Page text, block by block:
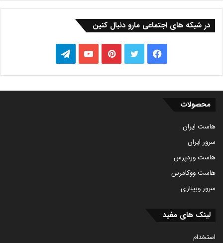
در شبکه های اجتماعی مارو دنبال کنین
فیس
بوک
توییتر‫پین‌ترستیوتیوبتلگرام
محصولات
هاست ایران
سرور ایران
هاست وردپرس
هاست ووکامرس
سرور وبیناری
لینک های مفید
استخدام